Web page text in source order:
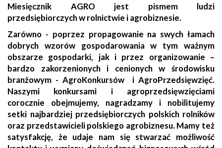
Miesięcznik AGRO jest pismem ludzi
przedsiębiorczych w rolnictwie i agrobiznesie.
Zarówno - poprzez propagowanie na swych łamach
dobrych wzorów gospodarowania w tym ważnym
obszarze gospodarki, jak i przez organizowanie –
bardzo zakorzenionych i cenionych w środowisku
branżowym - AgroKonkursów i AgroPrzedsięwzięć.
Naszymi konkursami i agroprzedsięwzięciami
corocznie obejmujemy, nagradzamy i nobilitujemy
setki najbardziej przedsiębiorczych polskich rolników
oraz przedstawicieli polskiego agrobiznesu. Mamy też
satysfakcję, że udaje nam się stwarzać możliwość